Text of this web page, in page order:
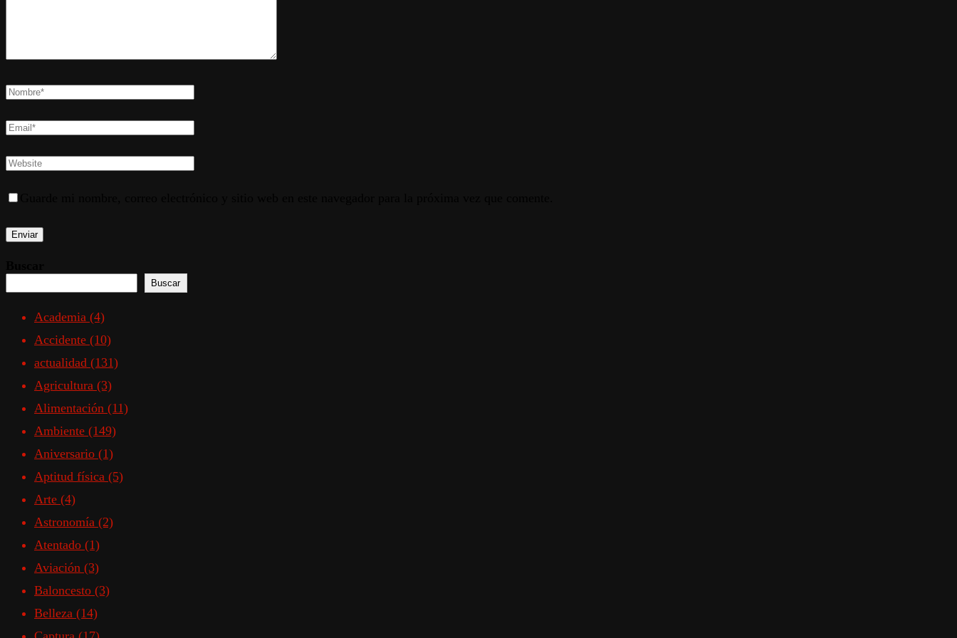
Buscar
Academia (4)
Accidente (10)
actualidad (131)
Agricultura (3)
Alimentación (11)
Ambiente (149)
Aniversario (1)
Aptitud física (5)
Arte (4)
Astronomía (2)
Atentado (1)
Aviación (3)
Baloncesto (3)
Belleza (14)